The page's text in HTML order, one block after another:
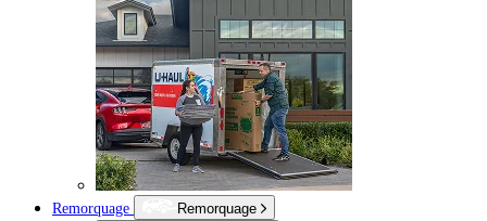
Remorquage
Remorquage